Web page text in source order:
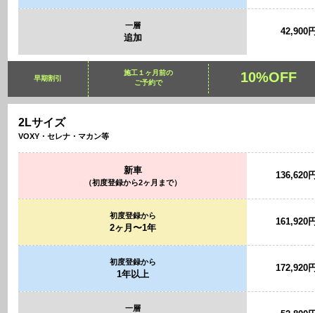
一層
追加
42,900
早期割引
施工１ヶ月前の
ご予約で
10%OFF
2Lサイズ
VOXY・セレナ・マカン等
新車
（初度登録から2ヶ月まで）
136,620
初度登録から
2ヶ月〜1年
161,920
初度登録から
1年以上
172,920
一層